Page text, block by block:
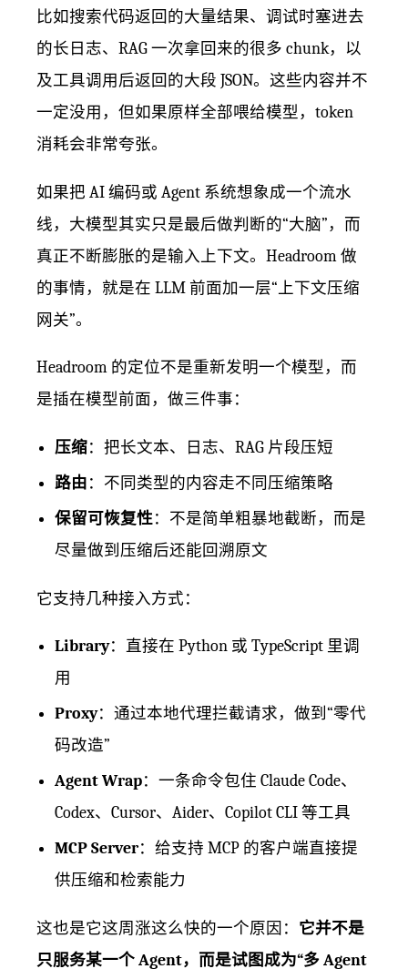
比如搜索代码返回的大量结果、调试时塞进去
的长日志、RAG 一次拿回来的很多 chunk，以
及工具调用后返回的大段 JSON。这些内容并不
一定没用，但如果原样全部喂给模型，token
消耗会非常夸张。
如果把 AI 编码或 Agent 系统想象成一个流水
线，大模型其实只是最后做判断的“大脑”，而
真正不断膨胀的是输入上下文。Headroom 做
的事情，就是在 LLM 前面加一层“上下文压缩
网关”。
Headroom 的定位不是重新发明一个模型，而
是插在模型前面，做三件事：
压缩：把长文本、日志、RAG 片段压短
路由 ：不同类型的内容走不同压缩策略
保留可恢复性：不是简单粗暴地截断，而是
尽量做到压缩后还能回溯原文
它支持几种接入方式：
Library：直接在 Python 或 TypeScript 里调
用
Proxy：通过本地代理拦截请求，做到“零代
码改造”
Agent Wrap：一条命令包住 Claude Code、
Codex、Cursor、Aider、Copilot CLI 等工具
MCP Server：给支持 MCP 的客户端直接提
供压缩和检索能力
这也是它这周涨这么快的一个原因： 它并不是
只服务某一个 Agent，而是试图成为“多 Agent